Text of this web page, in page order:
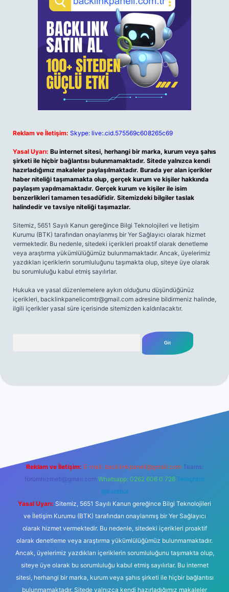
Reklam ve İletişim: Skype: live:.cid.575569c608265c69
Yasal Uyarı: Bu internet sitesi, herhangi bir marka, kurum veya şahıs
şirketi ile hiçbir bağlantısı bulunmamaktadır. Sitede yalnızca kendi
hazırladığımız makaleler paylaşılmaktadır. Burada yer alan içerikler
haber niteliği taşımamakta olup, gerçek kurum ve kişiler hakkında
paylaşım yapılmamaktadır. Gerçek kurum ve kişiler ile isim
benzerlikleri tamamen tesadüfidir. Sitemizdeki bilgiler taslak
halindedir ve tavsiye niteliği taşımazlar.
Sitemiz, 5651 Sayılı Kanun gereğince Bilgi Teknolojileri ve İletişim
Kurumu (BTK) tarafından onaylanmış bir Yer Sağlayıcı olarak hizmet
vermektedir. Bu nedenle, sitedeki içerikleri proaktif olarak denetleme
veya araştırma yükümlülüğümüz bulunmamaktadır. Ancak, üyelerimiz
yazdıkları içeriklerin sorumluluğunu taşımakta olup, siteye üye olarak
bu sorumluluğu kabul etmiş sayılırlar.
Hukuka ve yasal düzenlemelere aykırı olduğunu düşündüğünüz
içerikleri, backlinkpanelicomtr@gmail.com adresine bildirmeniz halinde,
ilgili içerikler yasal süre içerisinde sitemizden kaldırılacaktır.
Reklam ve İletişim: E-mail: backlinkpaneli@gmail.com Teams:
forumhizmeti@gmail.com Whatsapp: 0262 606 0 726 Telegram:
@karabul
Yasal Uyarı: Sitemiz, 5651 Sayılı Kanun gereğince Bilgi Teknolojileri
ve İletişim Kurumu (BTK) tarafından onaylanmış bir Yer Sağlayıcı
olarak hizmet vermektedir. Bu nedenle, sitedeki içerikleri proaktif
olarak denetleme veya araştırma yükümlülüğümüz bulunmamaktadır.
Ancak, üyelerimiz yazdıkları içeriklerin sorumluluğunu taşımakta olup,
siteye üye olarak bu sorumluluğu kabul etmiş sayılırlar. Bu internet
sitesi, herhangi bir marka, kurum veya şahıs şirketi ile hiçbir bağlantısı
bulunmamaktadır. Sitede yalnızca kendi hazırladığımız makaleler